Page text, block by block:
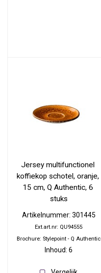
Jersey multifunctionel
koffiekop schotel, oranje,
15 cm, Q Authentic, 6
stuks
Artikelnummer: 301445
Ext.art.nr: QU94555
Brochure: Stylepoint - Q Authentic
Inhoud: 6